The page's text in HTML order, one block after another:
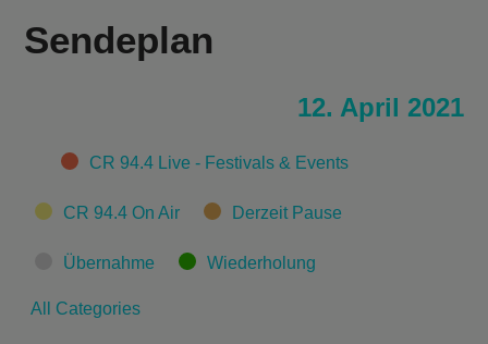
Sendeplan
12. April 2021
CategoriesCR 94.4 Live - Festivals & Events
CR 94.4 On Air Derzeit Pause
Übernahme Wiederholung
All Categories